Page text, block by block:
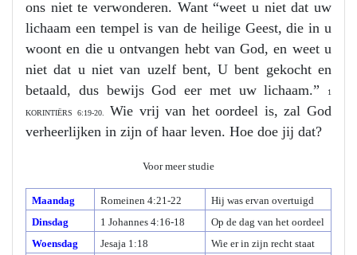
ons niet te verwonderen. Want “weet u niet dat uw
lichaam een tempel is van de heilige Geest, die in u
woont en die u ontvangen hebt van God, en weet u
niet dat u niet van uzelf bent, U bent gekocht en
betaald, dus bewijs God eer met uw lichaam.”
1
KORINTIËRS 6:19-20.
Wie vrij van het oordeel is, zal God
verheerlijken in zijn of haar leven. Hoe doe jij dat?
Voor meer studie
Maandag Romeinen 4:21-22
Hij was ervan overtuigd
Dinsdag
1 Johannes 4:16-18
Op de dag van het oordeel
Woensdag
Jesaja 1:18
Wie er in zijn recht staat